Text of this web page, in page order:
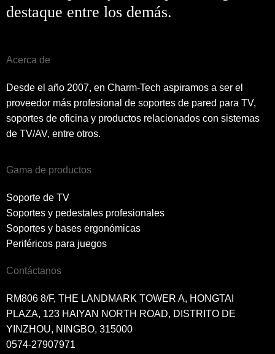
destaque entre los demás.
Acerca de
Desde el año 2007, en Charm-Tech aspiramos a ser el
proveedor más profesional de soportes de pared para TV,
soportes de oficina y productos relacionados con sistemas
de TV/AV, entre otros.
Gama de productos
Soporte de TV
Soportes y pedestales profesionales
Soportes y bases ergonómicas
Periféricos para juegos
Contáctanos
RM806 8/F, THE LANDMARK TOWER A, HONGTAI
PLAZA, 123 HAIYAN NORTH ROAD, DISTRITO DE
YINZHOU, NINGBO, 315000
0574-27907971